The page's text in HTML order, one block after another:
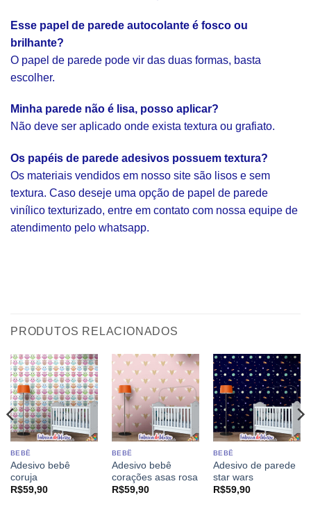
Esse papel de parede autocolante é fosco ou
brilhante?
O papel de parede pode vir das duas formas, basta
escolher.
Minha parede não é lisa, posso aplicar?
Não deve ser aplicado onde exista textura ou grafiato.
Os papéis de parede adesivos possuem textura?
Os materiais vendidos em nosso site são lisos e sem
textura. Caso deseje uma opção de papel de parede
vinílico texturizado, entre em contato com nossa equipe de
atendimento pelo whatsapp.
PRODUTOS RELACIONADOS
BEBÊ
Adesivo bebê
coruja
R$59,90
BEBÊ
Adesivo bebê
corações asas rosa
R$59,90
BEBÊ
Adesivo de parede
star wars
R$59,90